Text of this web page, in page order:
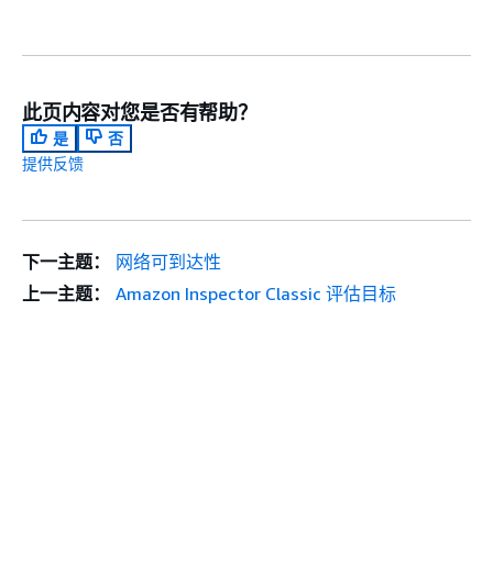
此页内容对您是否有帮助？
是
否
提供反馈
下一主题：
网络可到达性
上一主题：
Amazon Inspector Classic 评估目标